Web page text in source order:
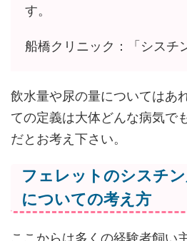
す。
船橋クリニック：「シスチ
飲水量や尿の量についてはあ
ての定義は大体どんな病気で
だとお考え下さい。
フェレットのシスチン
についての考え方
ここからは多くの経験者飼い